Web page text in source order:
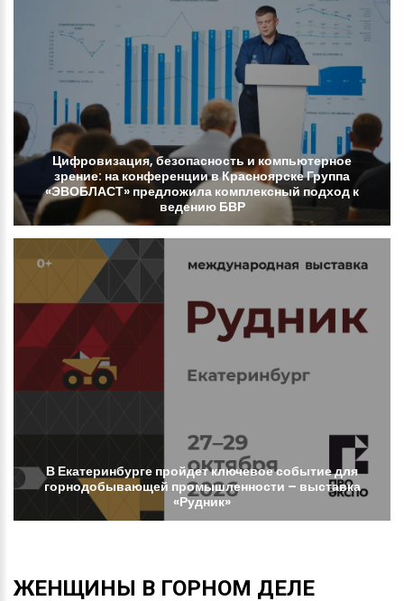
Цифровизация, безопасность и компьютерное
зрение: на конференциивКрасноярскеГруппа
«ЭВОБЛАСТ» предложила комплексный подход к
ведению БВР
В Екатеринбурге пройдетключевоесобытиедля
горнодобывающей промышленности – выставка
«Рудник»
ЖЕНЩИНЫ В ГОРНОМ ДЕЛЕ